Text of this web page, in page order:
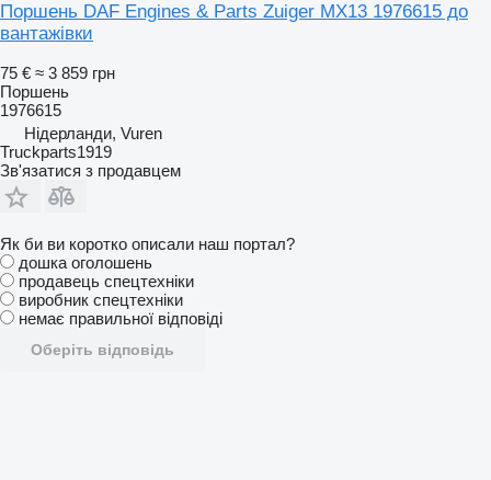
Поршень DAF Engines & Parts Zuiger MX13 1976615 до
вантажівки
75 € ≈ 3 859 грн
Поршень
1976615
Нідерланди, Vuren
Truckparts1919
Зв'язатися з продавцем
Як би ви коротко описали наш портал?
дошка оголошень
продавець спецтехніки
виробник спецтехніки
немає правильної відповіді
Оберіть відповідь